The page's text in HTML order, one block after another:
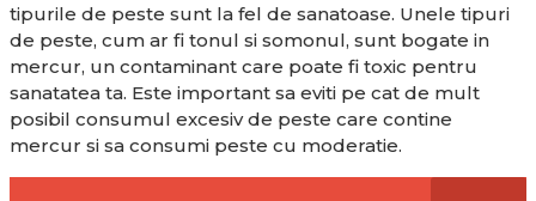
tipurile de peste sunt la fel de sanatoase. Unele tipuri
de peste, cum ar fi tonul si somonul, sunt bogate in
mercur, un contaminant care poate fi toxic pentru
sanatatea ta. Este important sa eviti pe cat de mult
posibil consumul excesiv de peste care contine
mercur si sa consumi peste cu moderatie.